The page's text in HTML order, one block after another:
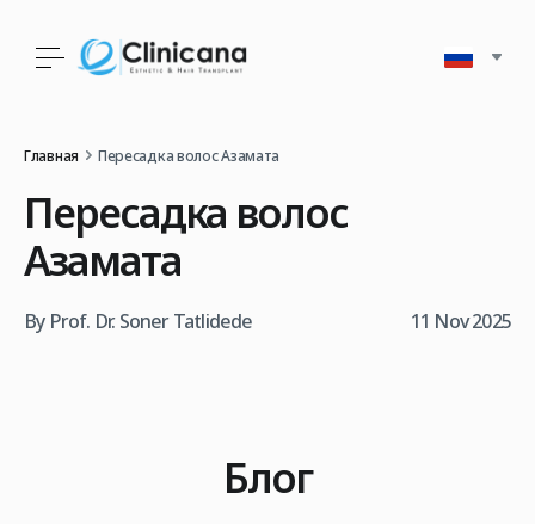
Главная Пересадка волос Азамата
Пересадка волос
Азамата
By Prof. Dr. Soner Tatlidede 11 Nov 2025
Блог